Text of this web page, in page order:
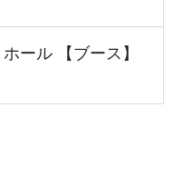
ール 【ブース】